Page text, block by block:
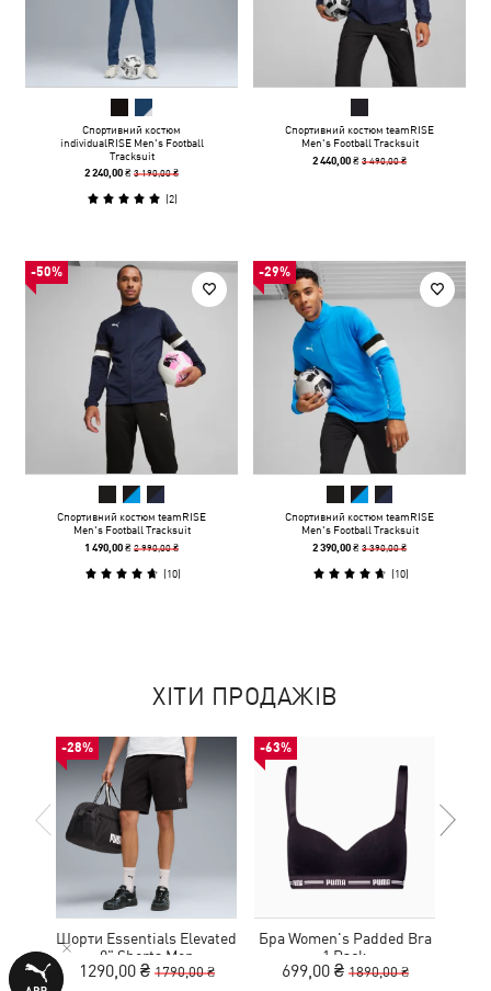
Спортивний костюм
individualRISE Men's Football
Tracksuit
2 240,00 ₴3 190,00 ₴
(2)
Спортивний костюм teamRISE
Men's Football Tracksuit
2 440,00 ₴3 490,00 ₴
-50%
Спортивний костюм teamRISE
Men's Football Tracksuit
1 490,00 ₴2 990,00 ₴
(10)
-29%
Спортивний костюм teamRISE
Men's Football Tracksuit
2 390,00 ₴3 390,00 ₴
(10)
ХІТИ ПРОДАЖІВ
-28%
Шорти Essentials Elevated
9" Shorts Men
1290,00 ₴ 1790,00 ₴
-63%
Бра Women's Padded Bra
1 Pack
699,00 ₴ 1890,00 ₴